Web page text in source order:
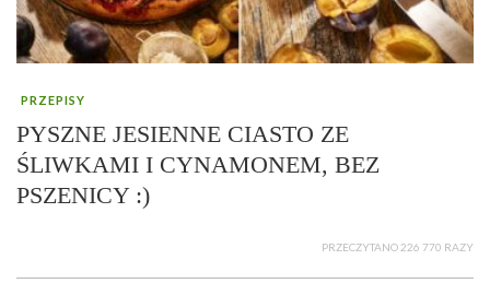
PRZEPISY
PYSZNE JESIENNE CIASTO ZE
ŚLIWKAMI I CYNAMONEM, BEZ
PSZENICY :)
PRZECZYTANO 226 770 RAZY